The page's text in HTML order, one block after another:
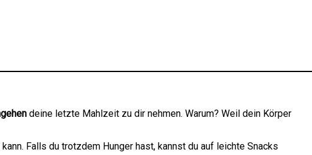
deine letzte Mahlzeit zu dir nehmen. Warum? Weil dein Körper
Falls du trotzdem Hunger hast, kannst du auf leichte Snacks